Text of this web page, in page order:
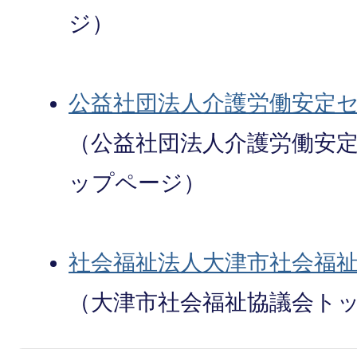
ジ）
公益社団法人介護労働安定
（公益社団法人介護労働安
ップページ）
社会福祉法人大津市社会福
（大津市社会福祉協議会ト